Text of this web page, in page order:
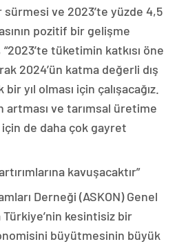
ve 2023’te yüzde 4,5
pozitif bir gelişme
tüketimin katkısı öne
2024’ün katma değerli dış
yıl olması için çalışacağız.
artması ve tarımsal üretime
de daha çok gayret
kavuşacaktır”
Derneği (ASKON) Genel
Türkiye’nin kesintisiz bir
büyütmesinin büyük